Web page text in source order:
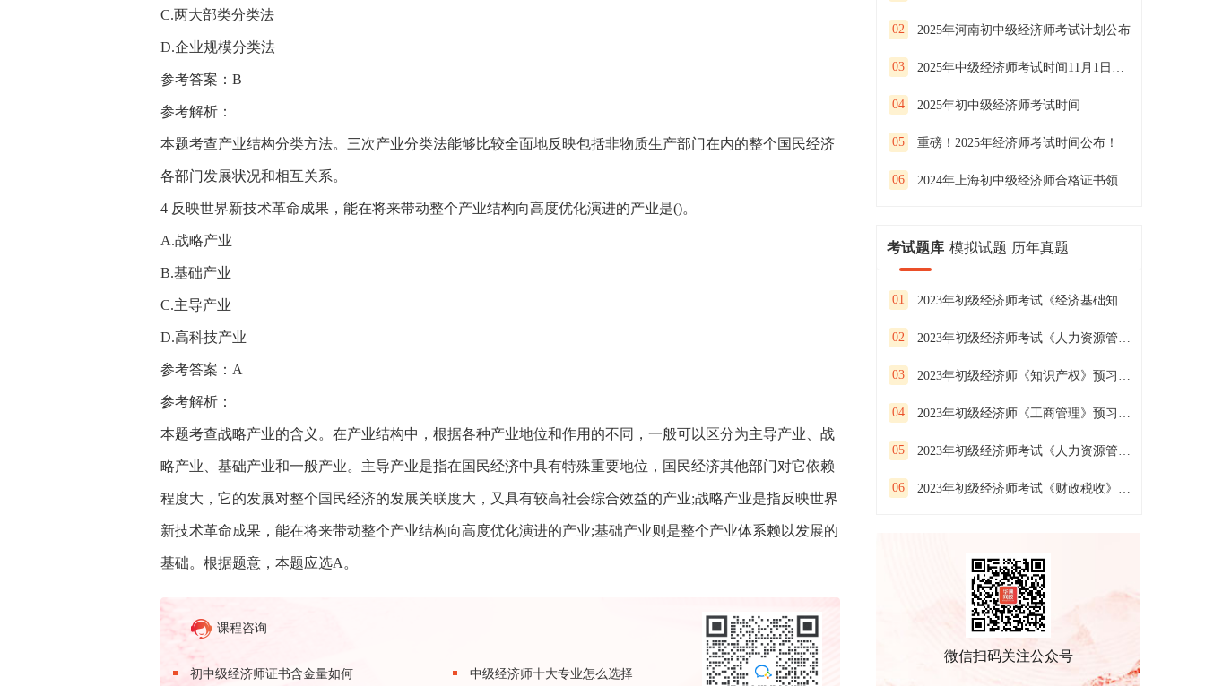
C.两大部类分类法
D.企业规模分类法
参考答案：B
参考解析：
本题考查产业结构分类方法。三次产业分类法能够比较全面地反映包括非物质生产部门在内的整个国民经济
各部门发展状况和相互关系。
4 反映世界新技术革命成果，能在将来带动整个产业结构向高度优化演进的产业是()。
A.战略产业
B.基础产业
C.主导产业
D.高科技产业
参考答案：A
参考解析：
本题考查战略产业的含义。在产业结构中，根据各种产业地位和作用的不同，一般可以区分为主导产业、战
略产业、基础产业和一般产业。主导产业是指在国民经济中具有特殊重要地位，国民经济其他部门对它依赖
程度大，它的发展对整个国民经济的发展关联度大，又具有较高社会综合效益的产业;战略产业是指反映世界
新技术革命成果，能在将来带动整个产业结构向高度优化演进的产业;基础产业则是整个产业体系赖以发展的
基础。根据题意，本题应选A。
课程咨询
初中级经济师证书含金量如何 中级经济师十大专业怎么选择
02 2025年河南初中级经济师考试计划公布
03 2025年中级经济师考试时间11月1日、2日
04 2025年初中级经济师考试时间
05 重磅！2025年经济师考试时间公布！
06 2024年上海初中级经济师合格证书领取通知
考试题库 模拟试题 历年真题
01 2023年初级经济师考试《经济基础知识》预习试卷（二）
02 2023年初级经济师考试《人力资源管理》预习试卷（一）
03 2023年初级经济师《知识产权》预习试卷（二）
04 2023年初级经济师《工商管理》预习试卷（一）
05 2023年初级经济师考试《人力资源管理》预习试卷（三）
06 2023年初级经济师考试《财政税收》预习试卷(一）
微信扫码关注公众号